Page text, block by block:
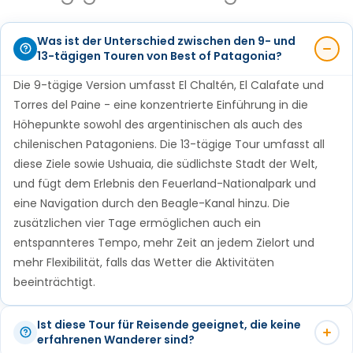
immergrüne Wälder.
Dauer des Transfers: Ca. 12 Stunden mit einem
komfortablen Bus einschließlich Fährüberfahrt.
Übernachtung in Ushuaia.
Mahlzeiten inbegriffen: Frühstück.
Nicht inbegriffen: Optionaler Flug vom Torres del
Paine-Gebiet nach Ushuaia gegen Aufpreis möglich.
ursprünglichen Bewohner dieses abgelegenen
Landes.
Dauer: Ganzer Tag, ca. 10 Stunden.
Übernachtung in Ushuaia.
Mahlzeiten inbegriffen: Frühstück.
Nicht inbegriffen: Eintritt in den Nationalpark.
Wasser aus zu erleben.
Dauer: Halber Tag.
Übernachtung in Ushuaia.
Mahlzeiten inbegriffen: Frühstück.
Nicht inbegriffen: Mittagessen und persönliche
Ausgaben.
atemberaubenden Ausblicken auf den Beagle-Kanal
aus fast jeder Ecke. Das Gefangenenmuseum und
die Thematische Galerie zur Geschichte Fünens sind
faszinierende Vergangenheit dieser Stadt als
abgelegene Strafkolonie interessieren.
Übernachtung in Ushuaia.
Mahlzeiten inbegriffen: Frühstück.
Nationalparks und ein Gletscher, der sich bewegt,
während Sie ihm zuschauen - das ist Patagonien von
seiner schönsten Seite.
Transfer: Privater Fahrer zum Flughafen.
Mahlzeiten inbegriffen: Frühstück.
Nicht inbegriffen: Flüge.
Was ist der Unterschied zwischen den 9- und
13-tägigen Touren von Best of Patagonia?
Die 9-tägige Version umfasst El Chaltén, El Calafate und
Torres del Paine - eine konzentrierte Einführung in die
Höhepunkte sowohl des argentinischen als auch des
chilenischen Patagoniens. Die 13-tägige Tour umfasst all
diese Ziele sowie Ushuaia, die südlichste Stadt der Welt,
und fügt dem Erlebnis den Feuerland-Nationalpark und
eine Navigation durch den Beagle-Kanal hinzu. Die
zusätzlichen vier Tage ermöglichen auch ein
entspannteres Tempo, mehr Zeit an jedem Zielort und
mehr Flexibilität, falls das Wetter die Aktivitäten
beeinträchtigt.
Ist diese Tour für Reisende geeignet, die keine
erfahrenen Wanderer sind?